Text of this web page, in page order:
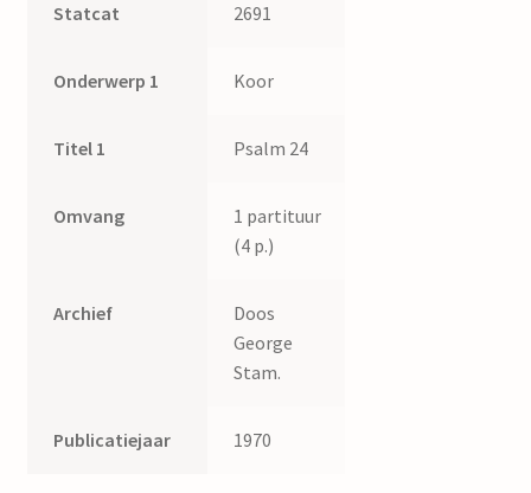
Statcat 2691
Onderwerp 1 Koor
Titel 1 Psalm 24
Omvang
1 partituur
(4 p.)
Archief
Doos
George
Stam.
Publicatiejaar 1970